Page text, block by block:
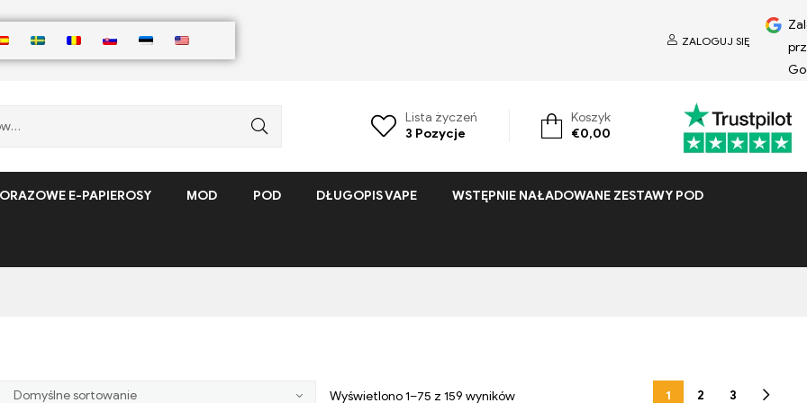
ZALOGUJ SIĘ
Lista życzeń
3 Pozycje
Koszyk
€0,00
E-PAPIEROSY MOD POD DŁUGOPIS VAPE WSTĘPNIE NAŁADOWANE ZESTAWY POD
1 2 3
Wyświetlono 1–75 z 159 wyników